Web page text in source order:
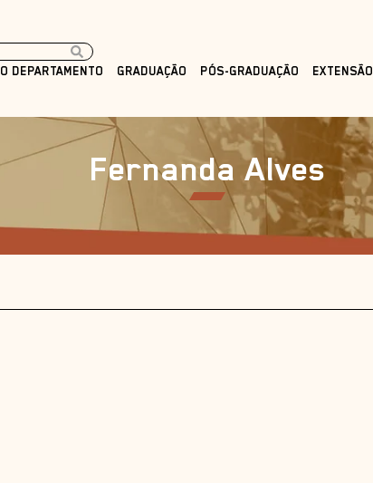
O DEPARTAMENTO GRADUAÇÃO PÓS-GRADUAÇÃO EXTENSÃO
Fernanda Alves